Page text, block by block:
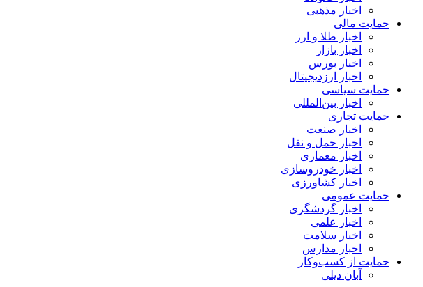
اخبار مذهبی
حمایت مالی
اخبار طلا و ارز
اخبار بازار
اخبار بورس
اخبار ارزدیجیتال
حمایت سیاسی
اخبار بین‌المللی
حمایت تجاری
اخبار صنعت
اخبار حمل و نقل
اخبار معماری
اخبار خودروسازی
اخبار کشاورزی
حمایت عمومی
اخبار گردشگری
اخبار علمی
اخبار سلامت
اخبار مدارس
حمایت از کسب‌وکار
آبان دیلی